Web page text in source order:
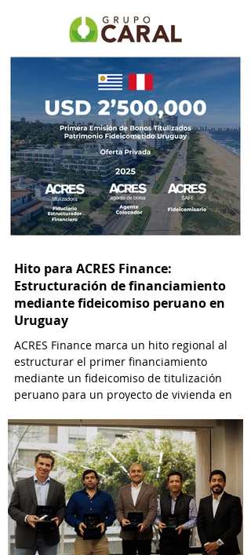
Hito para ACRES Finance:
Estructuración de financiamiento
mediante fideicomiso peruano en
Uruguay
ACRES Finance marca un hito regional al
estructurar el primer financiamiento
mediante un fideicomiso de titulización
peruano para un proyecto de vivienda en